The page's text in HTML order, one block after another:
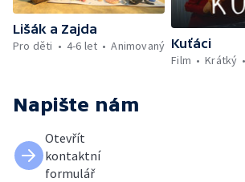
Lišák a Zajda
Pro děti
4-6 let Animovaný Kuťáci
Film
Krátký
Napište nám
Otevřít
kontaktní
formulář